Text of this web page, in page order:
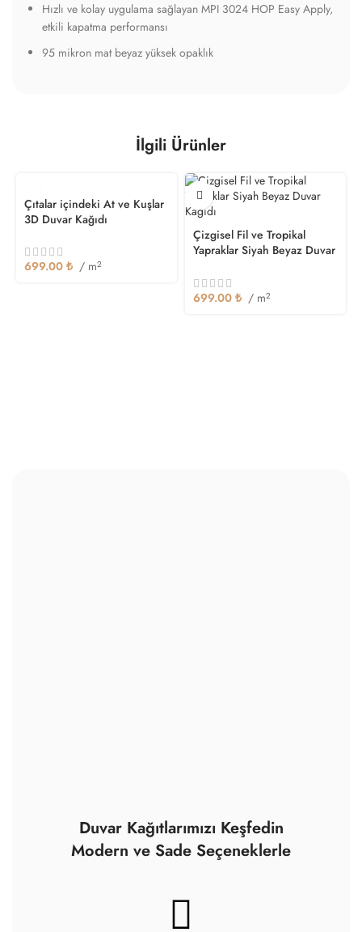
Hızlı ve kolay uygulama sağlayan MPI 3024 HOP Easy Apply,
etkili kapatma performansı
95 mikron mat beyaz yüksek opaklık
İlgili Ürünler
Çıtalar içindeki At ve Kuşlar
3D Duvar Kağıdı
699.00 ₺ / m2
Çizgisel Fil ve Tropikal
Yapraklar Siyah Beyaz Duvar
699.00 ₺ / m2
Duvar Kağıtlarımızı Keşfedin
Modern ve Sade Seçeneklerle